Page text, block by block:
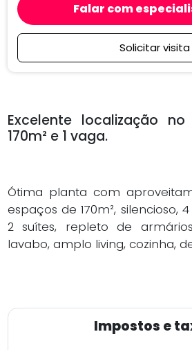
Falar com
Solicitar visita
Excelente localização
170m² e 1 vaga.
Ótima planta com
espaços de 170m², silencioso,
2 suítes, repleto de
lavabo, amplo living, cozinha,
Impostos e